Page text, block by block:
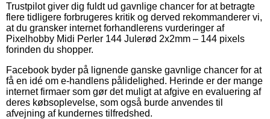
Trustpilot giver dig fuldt ud gavnlige chancer for at betragte
flere tidligere forbrugeres kritik og derved rekommanderer vi,
at du gransker internet forhandlerens vurderinger af
Pixelhobby Midi Perler 144 Julerød 2x2mm – 144 pixels
forinden du shopper.
Facebook byder på lignende ganske gavnlige chancer for at
få en idé om e-handlens pålidelighed. Herinde er der mange
internet firmaer som gør det muligt at afgive en evaluering af
deres købsoplevelse, som også burde anvendes til
afvejning af kundernes tilfredshed.